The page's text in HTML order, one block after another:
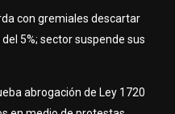
con gremiales descartar
5%; sector suspende sus
abrogación de Ley 1720